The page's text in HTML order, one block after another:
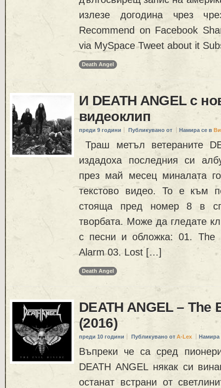
излезе догодина чрез
Recommend on Facebook
via MySpace Tweet about it
Death Angel
И DEATH ANGEL с
видеоклип
преди 9 години Публикувано от Намира се в
Траш метъл ветераните
издадоха последния си
през май месец миналата
текстово видео. То е към
стояща пред номер 8 в
творбата. Може да гледате
с песни и обложка: 01. The
Alarm 03. Lost […]
Death Angel
DEATH ANGEL – The
(2016)
преди 10 години Публикувано от A-Lex Намира
Въпреки че са сред
DEATH ANGEL някак си
останат встрани от